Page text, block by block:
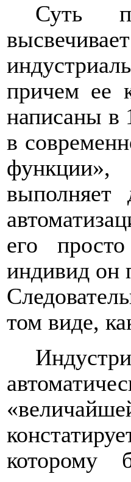
Суть
причем ее
написаны в
в
выполняет
его
индивид он
том виде,
которому